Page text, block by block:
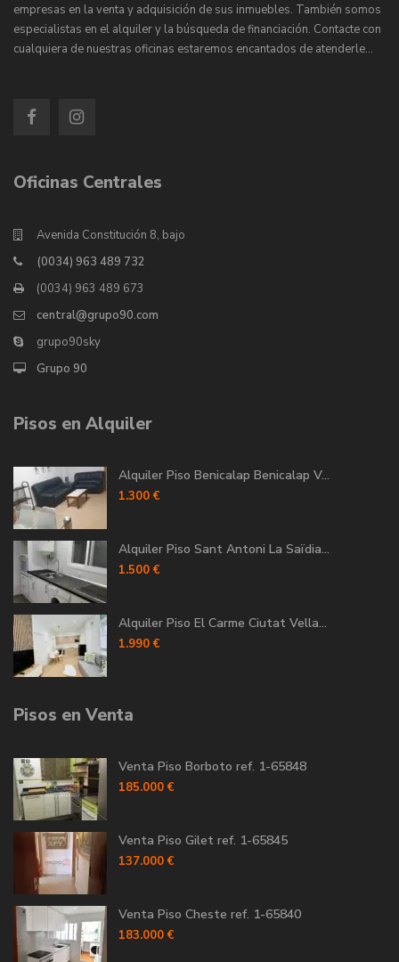
empresas en la venta y adquisición de sus inmuebles. También somos
especialistas en el alquiler y la búsqueda de financiación. Contacte con
cualquiera de nuestras oficinas estaremos encantados de atenderle…
Oficinas Centrales
Avenida Constitución 8, bajo
(0034) 963 489 732
(0034) 963 489 673
central@grupo90.com
grupo90sky
Grupo 90
Pisos en Alquiler
Alquiler Piso Benicalap Benicalap V...
1.300 €
Alquiler Piso Sant Antoni La Saïdia...
1.500 €
Alquiler Piso El Carme Ciutat Vella...
1.990 €
Pisos en Venta
Venta Piso Borboto ref. 1-65848
185.000 €
Venta Piso Gilet ref. 1-65845
137.000 €
Venta Piso Cheste ref. 1-65840
183.000 €